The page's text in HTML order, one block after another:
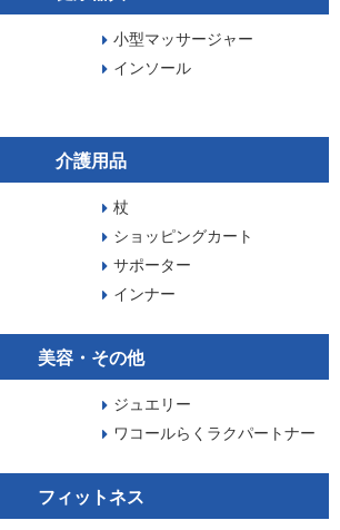
小型マッサージャー
インソール
介護用品
杖
ショッピングカート
サポーター
インナー
美容・その他
ジュエリー
ワコールらくラクパートナー
フィットネス